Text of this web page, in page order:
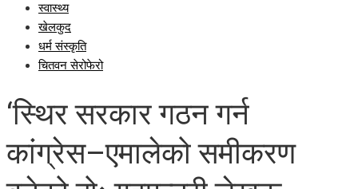
स्वास्थ्य
खेलकुद
धर्म संस्कृति
चितवन सेरोफेरो
‘स्थिर सरकार गठन गर्न
कांग्रेस–एमालेको समीकरण